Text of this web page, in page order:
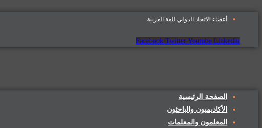
content
أعضاء الاتحاد الدولي للغة العربية
Facebook Twitter Youtube Linkedin
الصفحة الرئيسية
الأكاديميون والباحثون
المعلمون والمعلمات